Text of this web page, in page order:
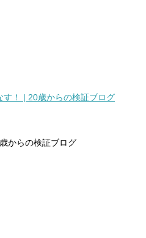
す！ | 20歳からの検証ブログ